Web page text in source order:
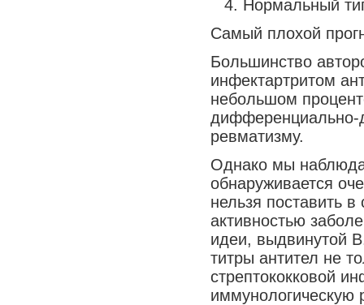
Нормальный
Самый плохой
Большинство
инфектартритом
небольшом
дифференциально-
ревматизму.
Однако мы
обнаруживается
нельзя поставить
активностью
идеи, выдвинутой
титры антител не
стрептококковой
иммунологическую